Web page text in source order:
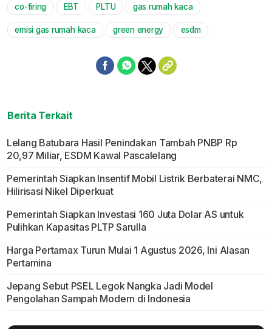
co-firing EBT PLTU gas rumah kaca
emisi gas rumah kaca green energy esdm
Berita Terkait
Lelang Batubara Hasil Penindakan Tambah PNBP Rp
20,97 Miliar, ESDM Kawal Pascalelang
Pemerintah Siapkan Insentif Mobil Listrik Berbaterai NMC,
Hilirisasi Nikel Diperkuat
Pemerintah Siapkan Investasi 160 Juta Dolar AS untuk
Pulihkan Kapasitas PLTP Sarulla
Harga Pertamax Turun Mulai 1 Agustus 2026, Ini Alasan
Pertamina
Jepang Sebut PSEL Legok Nangka Jadi Model
Pengolahan Sampah Modern di Indonesia